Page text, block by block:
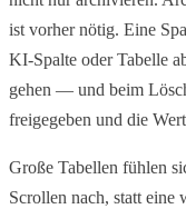
ist vorher nötig. Eine
KI-Spalte oder Tabelle
gehen — und beim
freigegeben und die
Große Tabellen fühlen
Scrollen nach, statt eine